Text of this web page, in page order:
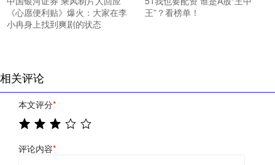
《心愿便利贴》爆火：大家在李
小冉身上找到爽剧的状态
王”？看榜单！
相关评论
本文评分*
评论内容*